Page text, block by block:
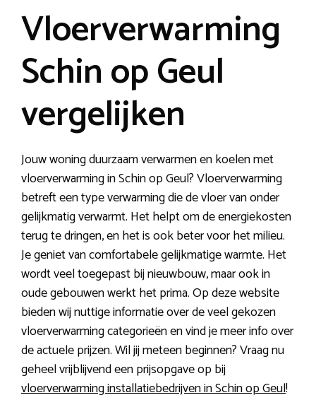
Vloerverwarming
Schin op Geul
vergelijken
Jouw woning duurzaam verwarmen en koelen met
vloerverwarming in Schin op Geul? Vloerverwarming
betreft een type verwarming die de vloer van onder
gelijkmatig verwarmt. Het helpt om de energiekosten
terug te dringen, en het is ook beter voor het milieu.
Je geniet van comfortabele gelijkmatige warmte. Het
wordt veel toegepast bij nieuwbouw, maar ook in
oude gebouwen werkt het prima. Op deze website
bieden wij nuttige informatie over de veel gekozen
vloerverwarming categorieën en vind je meer info over
de actuele prijzen. Wil jij meteen beginnen? Vraag nu
geheel vrijblijvend een prijsopgave op bij
vloerverwarming installatiebedrijven in Schin op Geul!